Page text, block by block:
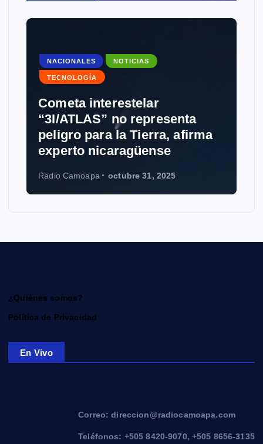
NACIONALES NOTICIAS
TECNOLOGÍA
Cometa interestelar
“3I/ATLAS” no representa
peligro para la Tierra, afirma
experto nicaragüense
Radio Camoapa octubre 31, 2025
¿Quiénes somos?
Política de Privacidad
En Vivo
Correo: direccion@radiocamoapa.com
Teléfonos: +505 8420-9070, +505 8656-3135